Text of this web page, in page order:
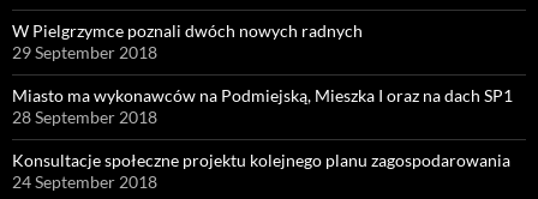
W Pielgrzymce poznali dwóch nowych radnych
29 September 2018
Miasto ma wykonawców na Podmiejską, Mieszka I oraz na dach SP1
28 September 2018
Konsultacje społeczne projektu kolejnego planu zagospodarowania
24 September 2018